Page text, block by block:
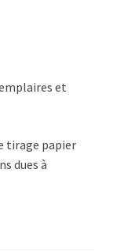
et
tirage papier
dues à